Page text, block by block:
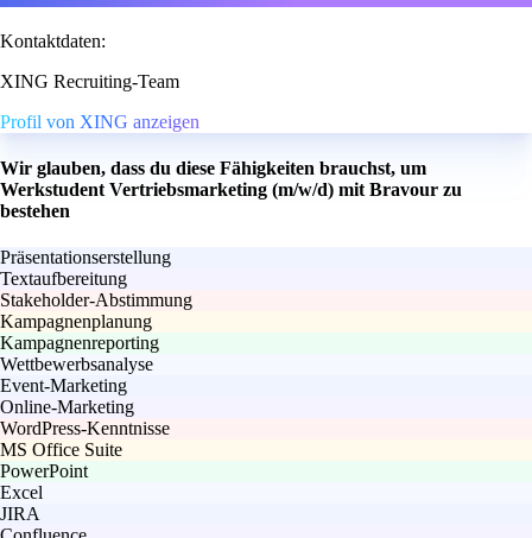
Kontaktdaten:
XING Recruiting-Team
Profil von XING anzeigen
Wir glauben, dass du diese Fähigkeiten brauchst, um
Werkstudent Vertriebsmarketing (m/w/d) mit Bravour zu
bestehen
Präsentationserstellung
Textaufbereitung
Stakeholder-Abstimmung
Kampagnenplanung
Kampagnenreporting
Wettbewerbsanalyse
Event-Marketing
Online-Marketing
WordPress-Kenntnisse
MS Office Suite
PowerPoint
Excel
JIRA